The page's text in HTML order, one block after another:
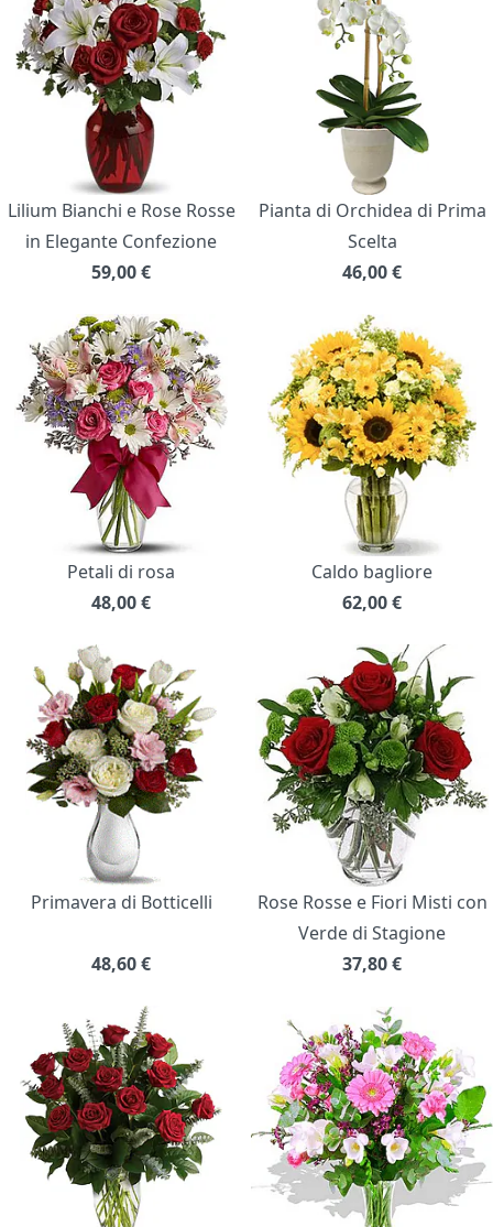
Lilium Bianchi e Rose Rosse
in Elegante Confezione
59,00€
Pianta di Orchidea di Prima
Scelta
46,00€
Petali di rosa
48,00€
Caldo bagliore
62,00€
Primavera di Botticelli
48,60€
Rose Rosse e Fiori Misti con
Verde di Stagione
37,80€